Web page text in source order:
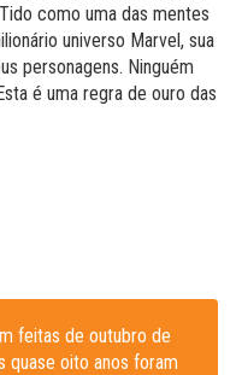
como uma das mentes
universo Marvel, sua
personagens. Ninguém
é uma regra de ouro das
feitas de outubro de
quase oito anos foram